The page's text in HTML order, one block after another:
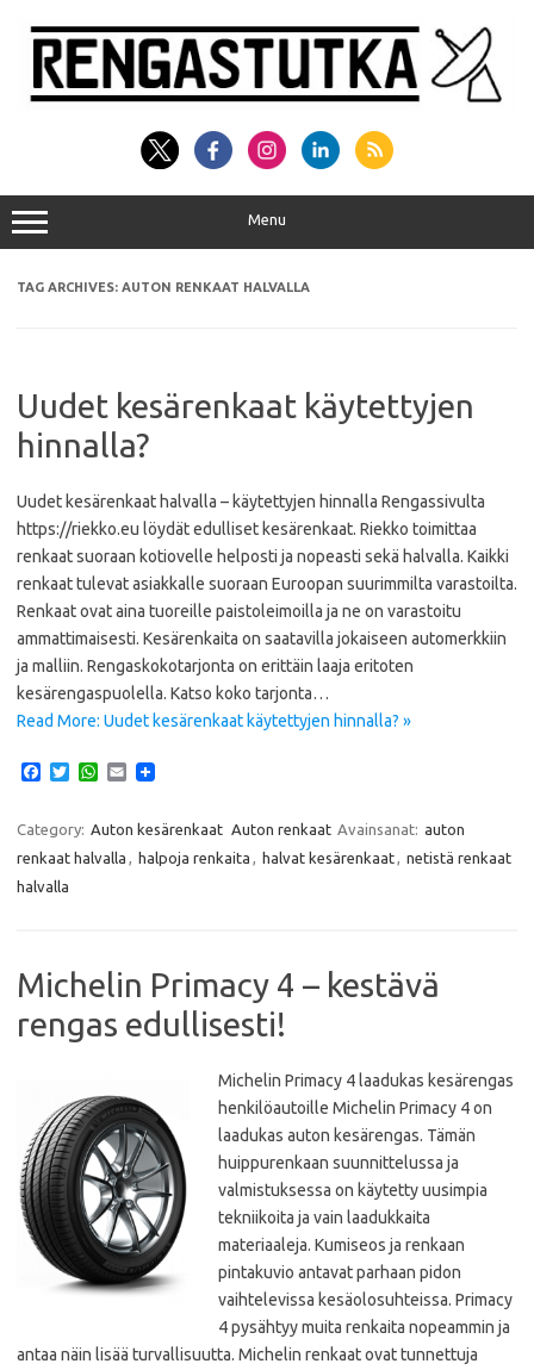
content
Menu
TAG ARCHIVES: AUTON RENKAAT HALVALLA
Uudet kesärenkaat käytettyjen
hinnalla?
Uudet kesärenkaat halvalla – käytettyjen hinnalla Rengassivulta
https://riekko.eu löydät edulliset kesärenkaat. Riekko toimittaa
renkaat suoraan kotiovelle helposti ja nopeasti sekä halvalla. Kaikki
renkaat tulevat asiakkalle suoraan Euroopan suurimmilta varastoilta.
Renkaat ovat aina tuoreille paistoleimoilla ja ne on varastoitu
ammattimaisesti. Kesärenkaita on saatavilla jokaiseen automerkkiin
ja malliin. Rengaskokotarjonta on erittäin laaja eritoten
kesärengaspuolella. Katso koko tarjonta…
Read More: Uudet kesärenkaat käytettyjen hinnalla? »
e
b
o
o
T
t
t
e
W
t
A
E
i
Category: Auton kesärenkaat Auton renkaat Avainsanat: auton
renkaat halvalla
halpoja renkaita halvat kesärenkaat
netistä renkaat
halvalla
Michelin Primacy 4 – kestävä
rengas edullisesti!
Michelin Primacy 4 laadukas kesärengas
henkilöautoille Michelin Primacy 4 on
laadukas auton kesärengas. Tämän
huippurenkaan suunnittelussa ja
valmistuksessa on käytetty uusimpia
tekniikoita ja vain laadukkaita
materiaaleja. Kumiseos ja renkaan
pintakuvio antavat parhaan pidon
vaihtelevissa kesäolosuhteissa. Primacy
4 pysähtyy muita renkaita nopeammin ja
antaa näin lisää turvallisuutta. Michelin renkaat ovat tunnettuja